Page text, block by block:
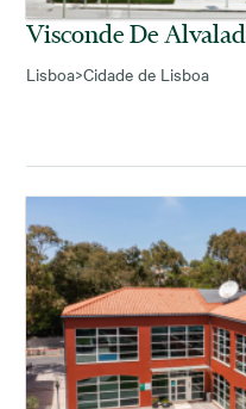
Visconde De
Lisboa>Cidade de Lisboa